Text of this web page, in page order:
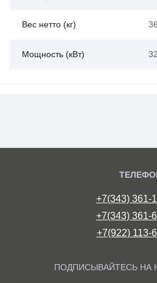
Вес нетто (кг)
Мощность (кВт)
+7(343) 361-
+7(343) 361-
+7(922) 113-
ПОДПИСЫВАЙТЕСЬ НА